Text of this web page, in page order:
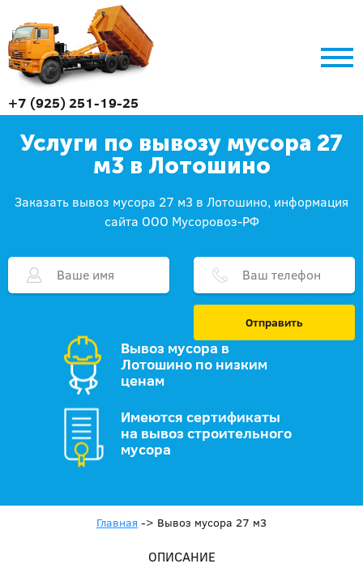
+7 (925) 251-19-25
Услуги по вывозу мусора 27
м3 в Лотошино
Заказать вывоз мусора 27 м3 в Лотошино, информация
сайта ООО Мусоровоз-РФ
Отправить
Вывоз мусора в
Лотошино по низким
ценам
Имеются сертификаты
на вывоз строительного
мусора
Главная -> Вывоз мусора 27 м3
ОПИСАНИЕ